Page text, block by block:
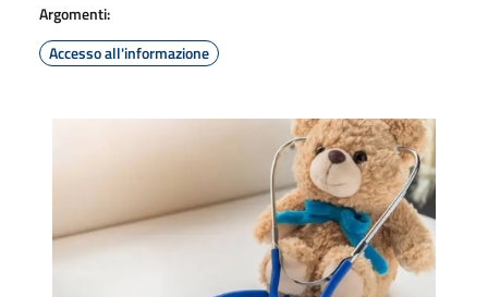
Argomenti:
Accesso all'informazione